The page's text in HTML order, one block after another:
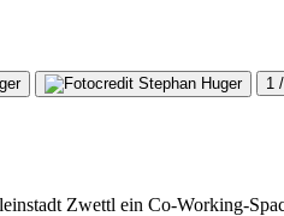
1
Zwettl ein Co-Working-